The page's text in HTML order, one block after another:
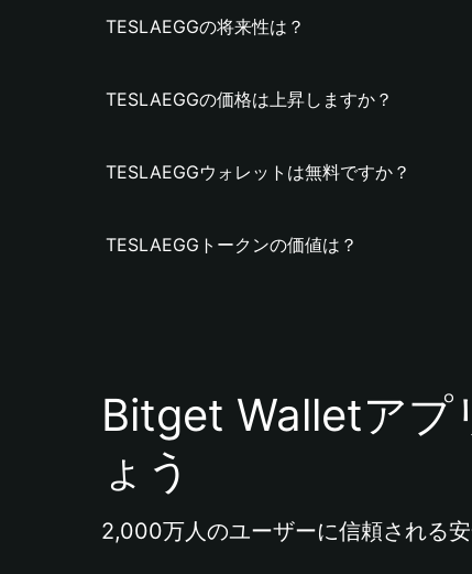
TESLAEGGの将来性は？
TESLAEGGの価格は上昇しますか？
TESLAEGGウォレットは無料ですか？
TESLAEGGトークンの価値は？
Bitget Walletアプ
ょう
2,000万人のユーザーに信頼される